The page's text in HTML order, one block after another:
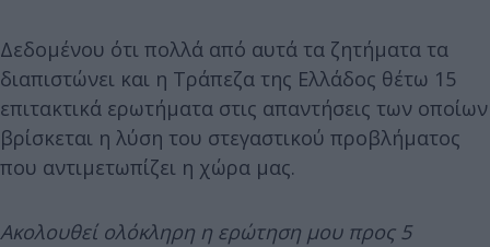
Δεδομένου ότι πολλά από αυτά τα ζητήματα τα
διαπιστώνει και η Τράπεζα της Ελλάδος θέτω 15
επιτακτικά ερωτήματα στις απαντήσεις των οποίων
βρίσκεται η λύση του στεγαστικού προβλήματος
που αντιμετωπίζει η χώρα μας.
Ακολουθεί ολόκληρη η ερώτηση μου προς 5